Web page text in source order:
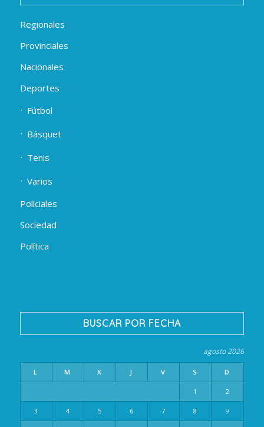
Regionales
Provinciales
Nacionales
Deportes
Fútbol
Básquet
Tenis
Varios
Policiales
Sociedad
Política
BUSCAR POR FECHA
agosto 2026
L M X J V S D
1 2
3 4 5 6 7 8 9